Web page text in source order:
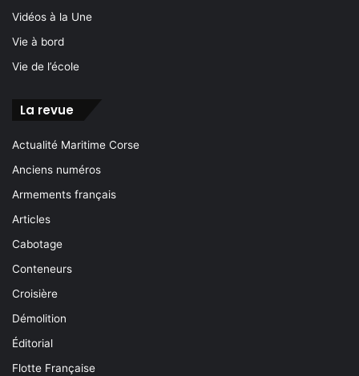
Vidéos à la Une
Vie à bord
Vie de l’école
La revue
Actualité Maritime Corse
Anciens numéros
Armements français
Articles
Cabotage
Conteneurs
Croisière
Démolition
Éditorial
Flotte Française